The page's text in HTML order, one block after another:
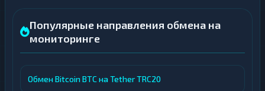
Популярные направления обмена на
мониторинге
Обмен Bitcoin BTC на Tether TRC20